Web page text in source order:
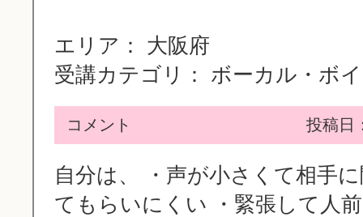
エリア：
大阪府
受講カテゴリ：
ボーカル・ボ
コメント 投稿日
自分は、 ・声が小さくて相手
てもらいにくい ・緊張して人